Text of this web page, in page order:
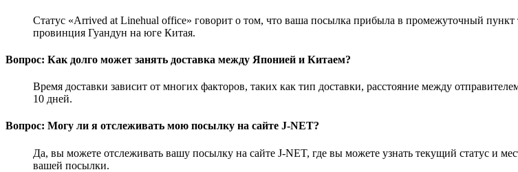
Статус «Arrived at Linehual office» говорит о том, что ваша посылка прибыла в промежуточный
провинция Гуандун на юге Китая.
Вопрос: Как долго может занять доставка между Японией и Китаем?
Время доставки зависит от многих факторов, таких как тип доставки, расстояние между
10 дней.
Вопрос: Могу ли я отслеживать мою посылку на сайте J-NET?
Да, вы можете отслеживать вашу посылку на сайте J-NET, где вы можете узнать текущий статус и
вашей посылки.